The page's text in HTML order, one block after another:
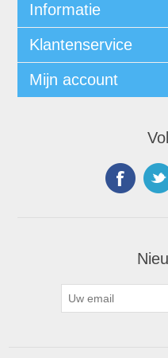
Informatie
Klantenservice
Mijn account